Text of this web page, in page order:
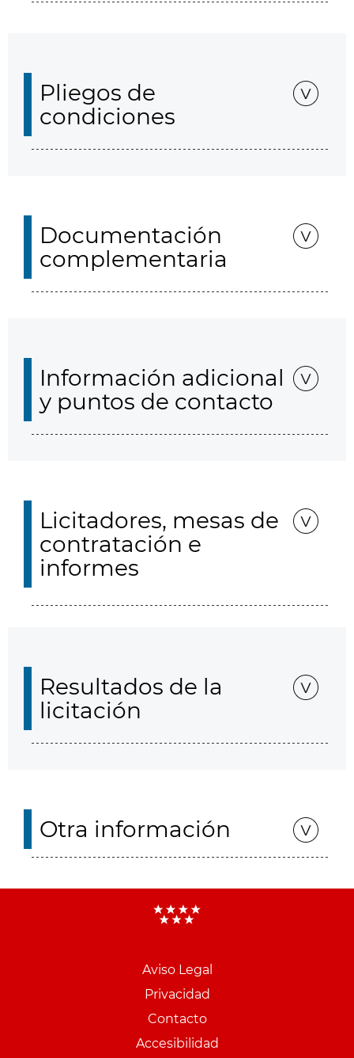
Pliegos de
condiciones
Documentación
complementaria
Información adicional
y puntos de contacto
Licitadores, mesas de
contratación e
informes
Resultados de la
licitación
Otra información
Aviso Legal
Privacidad
Contacto
Accesibilidad